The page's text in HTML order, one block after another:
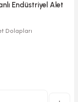
Endüstriyel Alet
Dolapları